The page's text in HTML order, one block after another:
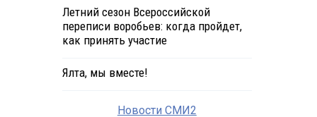
Летний сезон Всероссийской
переписи воробьев: когда пройдет,
как принять участие
Ялта, мы вместе!
Новости СМИ2